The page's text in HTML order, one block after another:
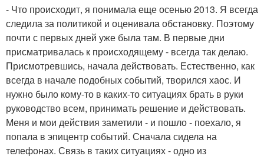
- Что происходит, я понимала еще осенью 2013. Я всегда
следила за политикой и оценивала обстановку. Поэтому
почти с первых дней уже была там. В первые дни
присматривалась к происходящему - всегда так делаю.
Присмотревшись, начала действовать. Естественно, как
всегда в начале подобных событий, творился хаос. И
нужно было кому-то в каких-то ситуациях брать в руки
руководство всем, принимать решение и действовать.
Меня и мои действия заметили - и пошло - поехало, я
попала в эпицентр событий. Сначала сидела на
телефонах. Связь в таких ситуациях - одно из